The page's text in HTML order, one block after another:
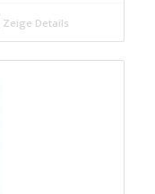
Zeige Details